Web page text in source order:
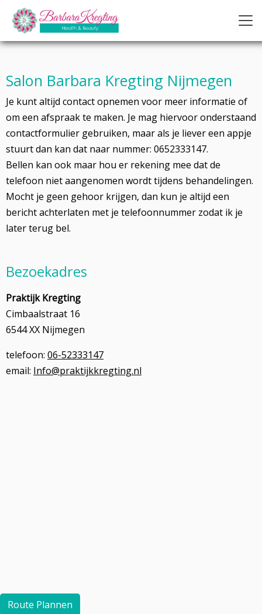
Salon Barbara Kregting Nijmegen
Je kunt altijd contact opnemen voor meer informatie of
om een afspraak te maken. Je mag hiervoor onderstaand
contactformulier gebruiken, maar als je liever een appje
stuurt dan kan dat naar nummer: 0652333147.
Bellen kan ook maar hou er rekening mee dat de
telefoon niet aangenomen wordt tijdens behandelingen.
Mocht je geen gehoor krijgen, dan kun je altijd een
bericht achterlaten met je telefoonnummer zodat ik je
later terug bel.
Bezoekadres
Praktijk Kregting
Cimbaalstraat 16
6544 XX Nijmegen
telefoon: 06-52333147
email: Info@praktijkkregting.nl
Route Plannen